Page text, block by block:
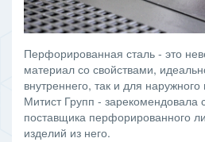
Перфорированная сталь - это
материал со свойствами,
внутреннего, так и для
Митист Групп - зарекомендовала
поставщика перфорированного
изделий из него.